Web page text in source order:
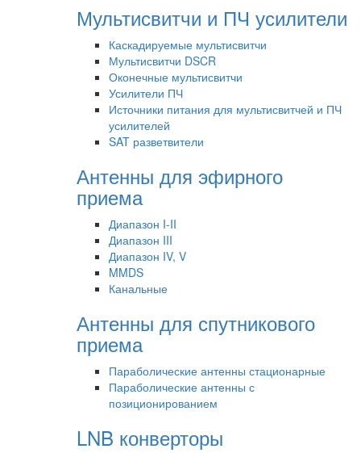
Мультисвитчи и ПЧ усилители
Каскадируемые мультисвитчи
Мультисвитчи DSCR
Оконечные мультисвитчи
Усилители ПЧ
Источники питания для мультисвитчей и ПЧ
усилителей
SAT разветвители
Антенны для эфирного
приема
Диапазон I-II
Диапазон III
Диапазон IV, V
MMDS
Канальные
Антенны для спутникового
приема
Параболические антенны стационарные
Параболические антенны с
позиционированием
LNB конверторы